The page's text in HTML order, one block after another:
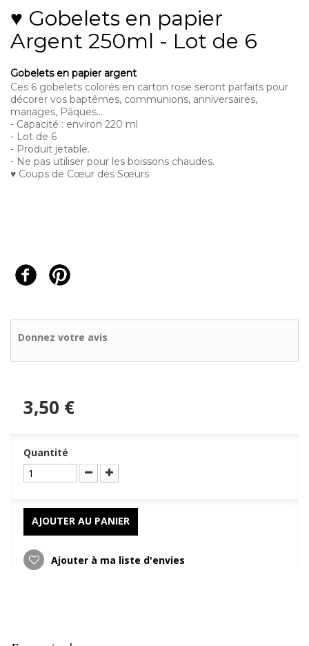
♥ Gobelets en papier
Argent 250ml - Lot de 6
Gobelets en papier argent
Ces 6 gobelets colorés en carton rose seront parfaits pour
décorer vos baptêmes, communions, anniversaires,
mariages, Pâques...
- Capacité : environ 220 ml
- Lot de 6
- Produit jetable.
- Ne pas utiliser pour les boissons chaudes.
♥ Coups de Cœur des Sœurs
Donnez votre avis
3,50 €
Quantité
AJOUTER AU PANIER
Ajouter à ma liste d'envies